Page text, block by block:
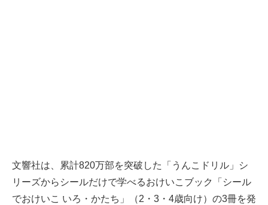
文響社は、累計820万部を突破した「うんこドリル」シ
リーズからシールだけで学べるおけいこブック「シール
でおけいこ いろ・かたち」（2・3・4歳向け）の3冊を発